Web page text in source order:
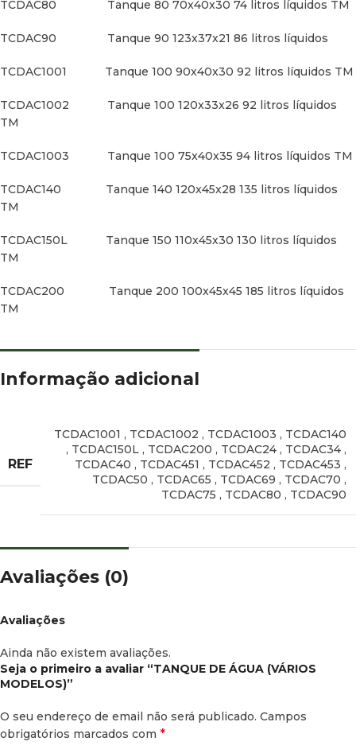
TCDAC80 Tanque 80 70x40x30 74 litros líquidos TM
TCDAC90 Tanque 90 123x37x21 86 litros líquidos
TCDAC1001 Tanque 100 90x40x30 92 litros líquidos TM
TCDAC1002 Tanque 100 120x33x26 92 litros líquidos
TM
TCDAC1003 Tanque 100 75x40x35 94 litros líquidos TM
TCDAC140 Tanque 140 120x45x28 135 litros líquidos
TM
TCDAC150L Tanque 150 110x45x30 130 litros líquidos
TM
TCDAC200 Tanque 200 100x45x45 185 litros líquidos
TM
Informação adicional
REF
TCDAC1001 , TCDAC1002 , TCDAC1003 , TCDAC140
, TCDAC150L , TCDAC200 , TCDAC24 , TCDAC34 ,
TCDAC40 , TCDAC451 , TCDAC452 , TCDAC453 ,
TCDAC50 , TCDAC65 , TCDAC69 , TCDAC70 ,
TCDAC75 , TCDAC80 , TCDAC90
Avaliações (0)
Avaliações
Ainda não existem avaliações.
Seja o primeiro a avaliar “TANQUE DE ÁGUA (VÁRIOS
MODELOS)”
O seu endereço de email não será publicado. Campos
obrigatórios marcados com *